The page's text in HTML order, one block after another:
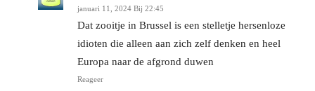
januari 11, 2024 Bij 22:45
Dat zooitje in Brussel is een stelletje hersenloze
idioten die alleen aan zich zelf denken en heel
Europa naar de afgrond duwen
Reageer